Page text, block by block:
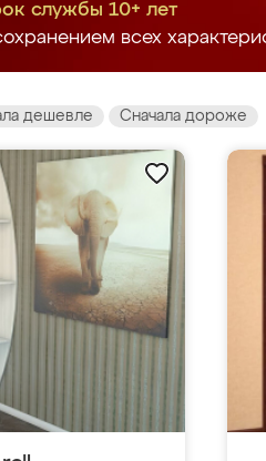
службы 10+ лет
всех
дешевле Сначала дороже